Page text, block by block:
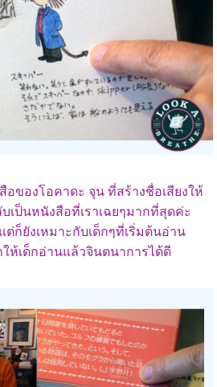
ของโอคาดะ จุน ที่สร้างชื่อเสียงให้
ป็นหนังสือที่เราเฉยๆมากที่สุดค่ะ
ต่ก็ยังเหมาะกับเด็กๆที่เริ่มต้นอ่าน
ห้เด็กอ่านแล้วจินตนาการได้ดี